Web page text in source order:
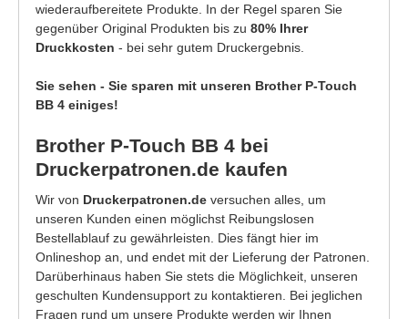
wiederaufbereitete Produkte. In der Regel sparen Sie
gegenüber Original Produkten bis zu 80% Ihrer
Druckkosten - bei sehr gutem Druckergebnis.
Sie sehen - Sie sparen mit unseren Brother P-Touch
BB 4 einiges!
Brother P-Touch BB 4 bei
Druckerpatronen.de kaufen
Wir von Druckerpatronen.de versuchen alles, um
unseren Kunden einen möglichst Reibungslosen
Bestellablauf zu gewährleisten. Dies fängt hier im
Onlineshop an, und endet mit der Lieferung der Patronen.
Darüberhinaus haben Sie stets die Möglichkeit, unseren
geschulten Kundensupport zu kontaktieren. Bei jeglichen
Fragen rund um unsere Produkte werden wir Ihnen